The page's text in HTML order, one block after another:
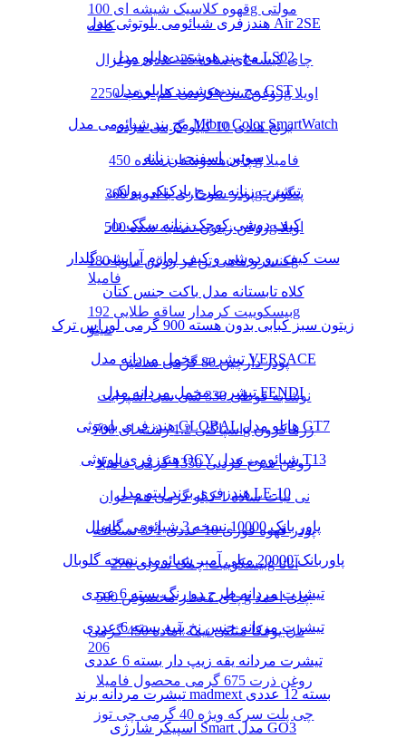
قهوه کلاسیک شیشه ای 100g مولتی
کافه
چای کیسه ای ساده 25 عددی دوغزال
روغن سرخ کردنی کم جذب 2250g اویلا
برنج هندی 10 کیلو گرمی مژده
چای هندوستان ساده 450g فامیلا
پودر سوخاری با ادویه 300g پنگوئن
روغن زیتون تصفیه شده 500g اویلا
کنسرو ماهی تن در روغن سویا 180g
فامیلا
بیسکوییت کرمدار ساقه طلایی 192g
مینو
پودر دارچین 80 گرمی سانتین
نوشابه قوطی 330 سی سی اسپرایت
اسپاگتی 1.2 رشته ای 700g زرماکرون
روغن سرخ کردنی 1350 گرمی فامیلا
نی نبات ساده 1 کیلو گرمی هم خوان
پودر قهوه فوری 10 عددی 1*3 نسکافه
بیسکوییت چمک سرای 276g آناتا
چای معطر مخصوص 500g چای احمد
نان یوفکا مثلثی نیمه آماده 450 گرمی
206
روغن ذرت 675 گرمی محصول فامیلا
چی پلت سرکه ویژه 40 گرمی چی توز
هندزفری شیائومی بلوتوثی مدل Air 2SE
مچ بند هوشمند هایلو مدل LS02
مچ بند هوشمند هایلو مدل GST
مچ بند شیائومی مدل Mibro Color SmartWatch
سوتین اسفنجی زنانه
تیشرت زنانه طرح بادکنکی پولکی
کیف دوشی کوچک زنانه سگک دار
ست کیف رو دوشی و کیف لوازم آرایشی گلدار
کلاه تابستانه مدل باکت جنس کتان
زیتون سبز کبابی بدون هسته 900 گرمی لوراس ترک
تیشرت مخمل مردانه مدل VERSACE
تیشرت مخمل مردانه مدل FENDI
هندزفری بلوتوثی GLOBAL هایلو مدل GT7
هندزفری بلوتوثی QCY شیائومی مدل T13
هندزفری برند لیتو مدل LE-10
پاور بانک 10000 نسخه 3 شیائومی گلوبال
پاوربانک 20000 میلی آمپر شیائومی نسخه گلوبال
تیشرت مردانه طرح دو رنگ بسته 6 عددی
تیشرت مردانه جنس نخ پنبه بسته 6 عددی
تیشرت مردانه یقه زیپ دار بسته 6 عددی
تیشرت مردانه برند madmext بسته 12 عددی
اسپیکر شارژی Smart مدل GO3